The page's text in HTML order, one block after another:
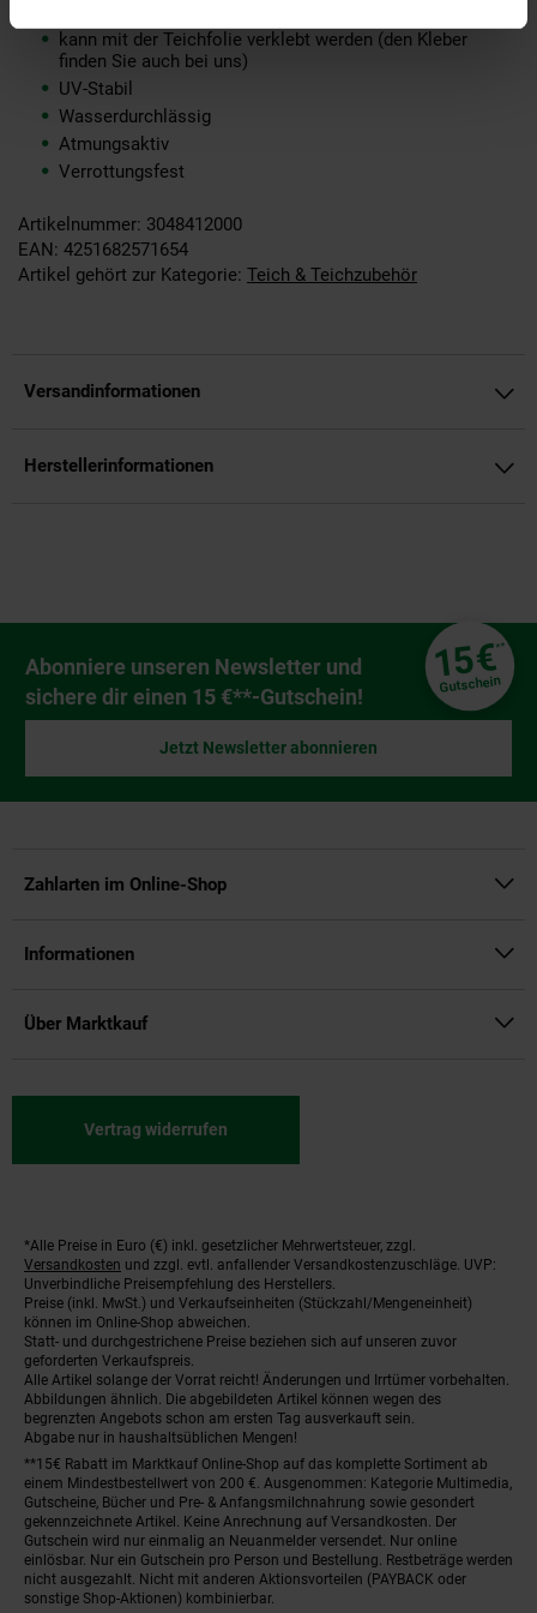
kann mit der Teichfolie verklebt werden (den Kleber
finden Sie auch bei uns)
UV-Stabil
Wasserdurchlässig
Atmungsaktiv
Verrottungsfest
Artikelnummer: 3048412000
EAN: 4251682571654
Artikel gehört zur Kategorie: Teich & Teichzubehör
Versandinformationen
Herstellerinformationen
Newsletter Anmeldung
Abonniere unseren Newsletter und
sichere dir einen 15 €**-Gutschein!
15€**
Gutschein
Jetzt Newsletter abonnieren
Zahlarten im Online-Shop
Informationen
Über Marktkauf
Vertrag widerrufen
Fußnoten
*Alle Preise in Euro (€) inkl. gesetzlicher Mehrwertsteuer, zzgl.
Versandkosten und zzgl. evtl. anfallender Versandkostenzuschläge. UVP:
Unverbindliche Preisempfehlung des Herstellers.
Preise (inkl. MwSt.) und Verkaufseinheiten (Stückzahl/Mengeneinheit)
können im Online-Shop abweichen.
Statt- und durchgestrichene Preise beziehen sich auf unseren zuvor
geforderten Verkaufspreis.
Alle Artikel solange der Vorrat reicht! Änderungen und Irrtümer vorbehalten.
Abbildungen ähnlich. Die abgebildeten Artikel können wegen des
begrenzten Angebots schon am ersten Tag ausverkauft sein.
Abgabe nur in haushaltsüblichen Mengen!
**15€ Rabatt im Marktkauf Online-Shop auf das komplette Sortiment ab
einem Mindestbestellwert von 200 €. Ausgenommen: Kategorie Multimedia,
Gutscheine, Bücher und Pre- & Anfangsmilchnahrung sowie gesondert
gekennzeichnete Artikel. Keine Anrechnung auf Versandkosten. Der
Gutschein wird nur einmalig an Neuanmelder versendet. Nur online
einlösbar. Nur ein Gutschein pro Person und Bestellung. Restbeträge werden
nicht ausgezahlt. Nicht mit anderen Aktionsvorteilen (PAYBACK oder
sonstige Shop-Aktionen) kombinierbar.